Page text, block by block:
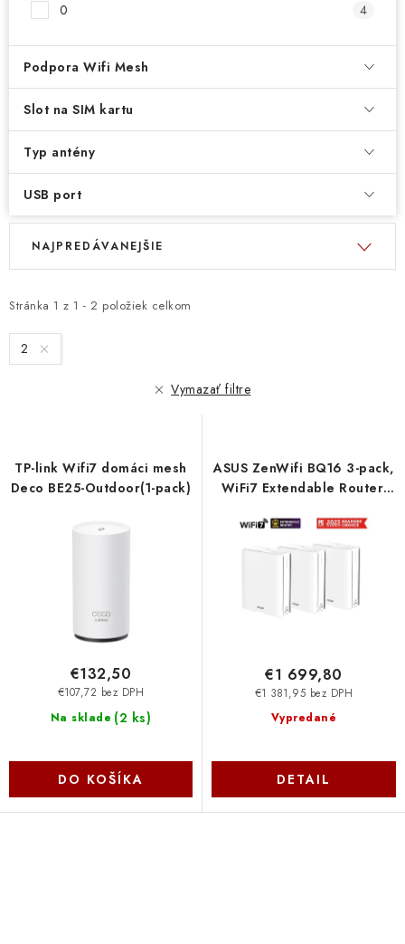
0
4
Podpora Wifi Mesh
Slot na SIM kartu
Typ antény
USB port
V
i
s
p
u
k
Stránka 1 z 1 - 2 položiek celkom
R
e
n
i
o
d
NAJPREDÁVANEJŠIE
2
Vymazať filtre
TP-link Wifi7 domáci mesh
Deco BE25-Outdoor(1-pack)
Na sklade (2 ks)
€107,72 bez DPH
€132,50
DO KOŠÍKA
ASUS ZenWifi BQ16 3-pack,
WiFi7 Extendable Router,
LAN, 1x USB 3.0 90IG08K0-
MO3N4V Asus
Vypredané
€1 381,95 bez DPH
€1 699,80
DETAIL